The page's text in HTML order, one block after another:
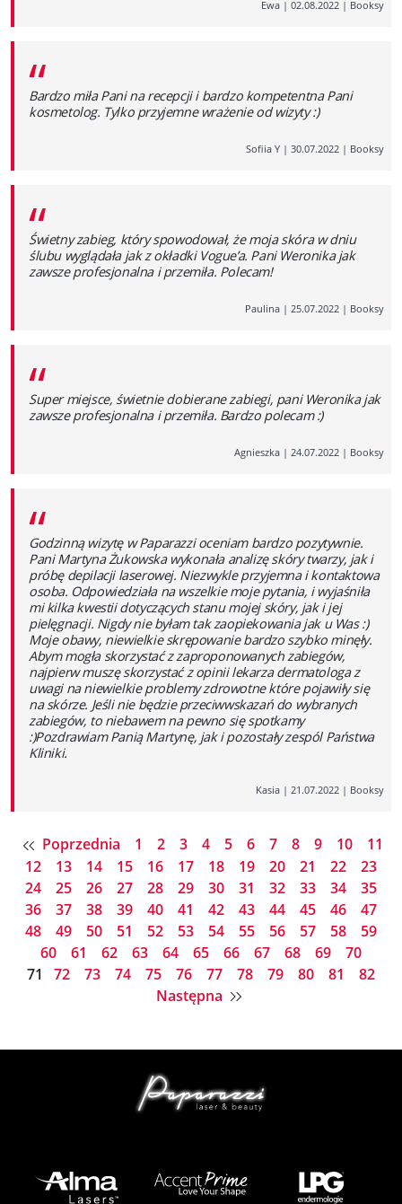
Ewa | 02.08.2022 | Booksy
“
Bardzo miła Pani na recepcji i bardzo kompetentna Pani
kosmetolog. Tylko przyjemne wrażenie od wizyty :)
Sofiia Y | 30.07.2022 | Booksy
“
Świetny zabieg, który spowodował, że moja skóra w dniu
ślubu wyglądała jak z okładki Vogue’a. Pani Weronika jak
zawsze profesjonalna i przemiła. Polecam!
Paulina | 25.07.2022 | Booksy
“
Super miejsce, świetnie dobierane zabiegi, pani Weronika jak
zawsze profesjonalna i przemiła. Bardzo polecam :)
Agnieszka | 24.07.2022 | Booksy
“
Godzinną wizytę w Paparazzi oceniam bardzo pozytywnie.
Pani Martyna Żukowska wykonała analizę skóry twarzy, jak i
próbę depilacji laserowej. Niezwykle przyjemna i kontaktowa
osoba. Odpowiedziała na wszelkie moje pytania, i wyjaśniła
mi kilka kwestii dotyczących stanu mojej skóry, jak i jej
pielęgnacji. Nigdy nie byłam tak zaopiekowania jak u Was :)
Moje obawy, niewielkie skrępowanie bardzo szybko minęły.
Abym mogła skorzystać z zaproponowanych zabiegów,
najpierw muszę skorzystać z opinii lekarza dermatologa z
uwagi na niewielkie problemy zdrowotne które pojawiły się
na skórze. Jeśli nie będzie przeciwwskazań do wybranych
zabiegów, to niebawem na pewno się spotkamy
:)Pozdrawiam Panią Martynę, jak i pozostały zespól Państwa
Kliniki.
Kasia | 21.07.2022 | Booksy
Poprzednia 1 2 3 4 5 6 7 8 9 10
11
12
13 14 15 16 17 18 19 20 21 22
23
24
25 26 27 28 29 30 31 32 33 34
35
36
37 38 39 40 41 42 43 44 45 46
47
48
49 50 51 52 53 54 55 56 57 58
59
60
61 62 63 64 65 66 67 68 69
70
71
72 73 74 75 76 77 78 79 80 81
82
Następna